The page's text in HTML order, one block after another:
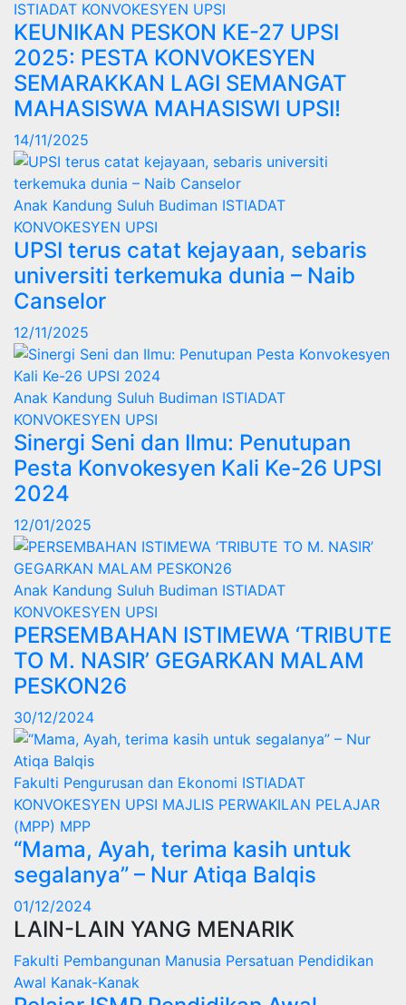
ISTIADAT KONVOKESYEN UPSI
KEUNIKAN PESKON KE-27 UPSI
2025: PESTA KONVOKESYEN
SEMARAKKAN LAGI SEMANGAT
MAHASISWA MAHASISWI UPSI!
14/11/2025
Anak Kandung Suluh Budiman ISTIADAT
KONVOKESYEN UPSI
UPSI terus catat kejayaan, sebaris
universiti terkemuka dunia – Naib
Canselor
12/11/2025
Anak Kandung Suluh Budiman ISTIADAT
KONVOKESYEN UPSI
Sinergi Seni dan Ilmu: Penutupan
Pesta Konvokesyen Kali Ke-26 UPSI
2024
12/01/2025
Anak Kandung Suluh Budiman ISTIADAT
KONVOKESYEN UPSI
PERSEMBAHAN ISTIMEWA ‘TRIBUTE
TO M. NASIR’ GEGARKAN MALAM
PESKON26
30/12/2024
Fakulti Pengurusan dan Ekonomi ISTIADAT
KONVOKESYEN UPSI MAJLIS PERWAKILAN PELAJAR
(MPP) MPP
“Mama, Ayah, terima kasih untuk
segalanya” – Nur Atiqa Balqis
01/12/2024
LAIN-LAIN YANG MENARIK
Fakulti Pembangunan Manusia Persatuan Pendidikan
Awal Kanak-Kanak